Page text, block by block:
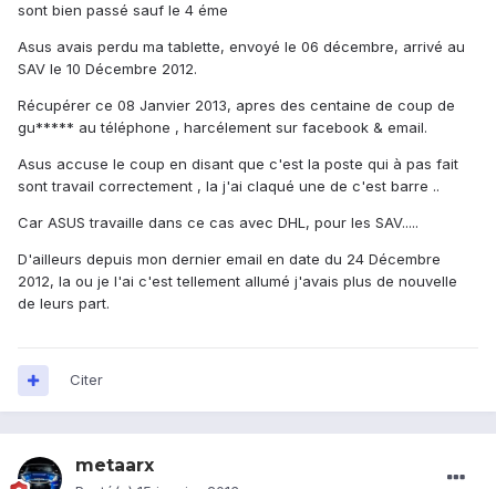
sont bien passé sauf le 4 éme
Asus avais perdu ma tablette, envoyé le 06 décembre, arrivé au
SAV le 10 Décembre 2012.
Récupérer ce 08 Janvier 2013, apres des centaine de coup de
gu***** au téléphone , harcélement sur facebook & email.
Asus accuse le coup en disant que c'est la poste qui à pas fait
sont travail correctement , la j'ai claqué une de c'est barre ..
Car ASUS travaille dans ce cas avec DHL, pour les SAV.....
D'ailleurs depuis mon dernier email en date du 24 Décembre
2012, la ou je l'ai c'est tellement allumé j'avais plus de nouvelle
de leurs part.
Citer
metaarx